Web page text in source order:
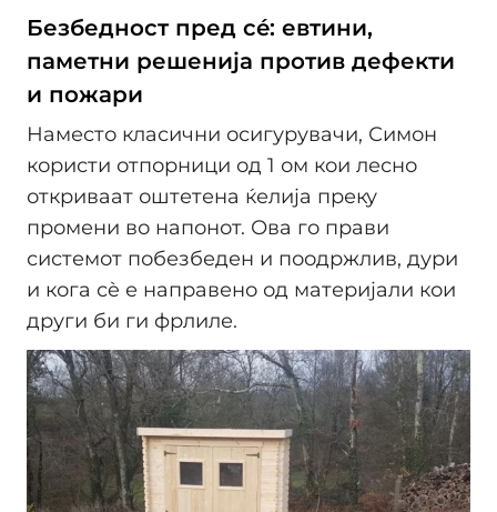
Безбедност пред сé: евтини,
паметни решенија против дефекти
и пожари
Наместо класични осигурувачи, Симон
користи отпорници од 1 ом кои лесно
откриваат оштетена ќелија преку
промени во напонот. Ова го прави
системот побезбеден и поодржлив, дури
и кога сè е направено од материјали кои
други би ги фрлиле.